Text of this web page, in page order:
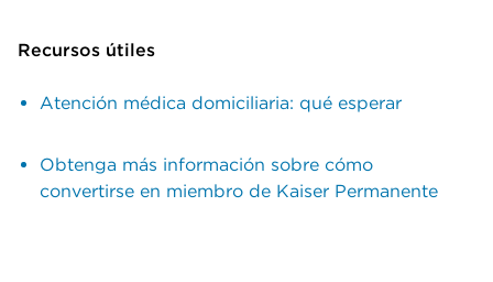
Recursos útiles
Atención médica domiciliaria: qué esperar
Obtenga más información sobre cómo
convertirse en miembro de Kaiser Permanente